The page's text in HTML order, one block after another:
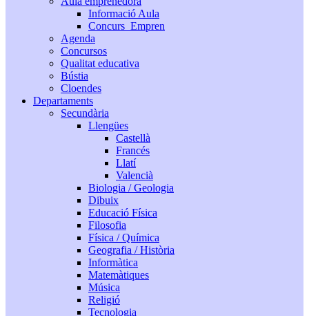
Informació Aula
Concurs_Empren
Agenda
Concursos
Qualitat educativa
Bústia
Cloendes
Departaments
Secundària
Llengües
Castellà
Francés
Llatí
Valencià
Biologia / Geologia
Dibuix
Educació Física
Filosofia
Física / Química
Geografia / Història
Informàtica
Matemàtiques
Música
Religió
Tecnologia